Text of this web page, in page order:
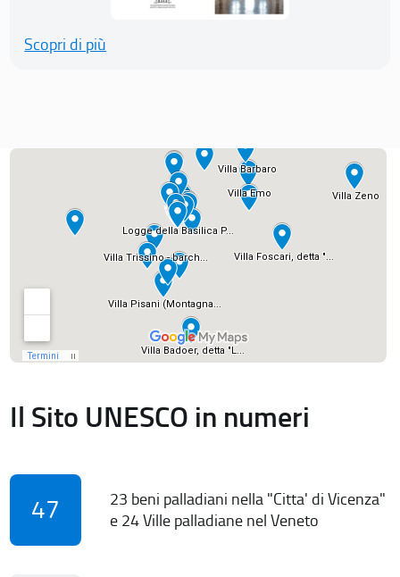
Scopri di più
Il Sito UNESCO in numeri
47
23 beni palladiani nella "Citta' di Vicenza"
e 24 Ville palladiane nel Veneto